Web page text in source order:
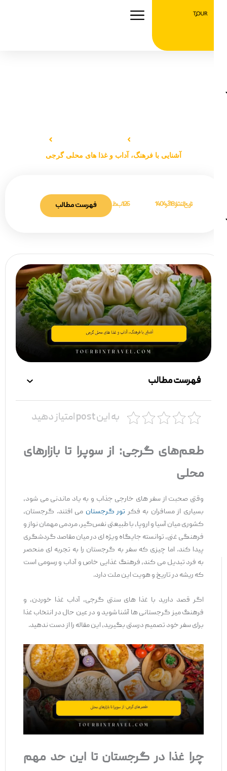
دانستنی‌های سفر
آشنایی با فرهنگ، آداب و غذا های محلی گرجی
تاریخ انتشار :18 آذر 1404 فهرست مطالب
فهرست مطالب
به این post امتیاز دهید
طعم‌های گرجی: از سوپرا تا بازارهای
محلی
وقتی صحبت از سفر های خارجی جذاب و به ‌یاد ماندنی می ‌شود،
بسیاری از مسافران به فکرتور گرجستانمی ‌افتند. گرجستان،
کشوری میان آسیا و اروپا، با طبیعتی نفس‌گیر، مردمی مهمان ‌نواز و
فرهنگی غنی، توانسته جایگاه ویژه ‌ای در میان مقاصد گردشگری
پیدا کند. اما چیزی که سفر به گرجستان را به تجربه ‌ای منحصر
به‌ فرد تبدیل می ‌کند، فرهنگ غذایی خاص و آداب ‌و رسومی است
که ریشه در تاریخ و هویت این ملت دارد.
اگر قصد دارید با غذا های سنتی گرجی، آداب غذا خوردن، و
فرهنگ میز گرجستانی ‌ها آشنا شوید و در عین حال در انتخاب غذا
برای سفر خود تصمیم درستی بگیرید، این مقاله را از دست ندهید.
چرا غذا در گرجستان تا این حد مهم